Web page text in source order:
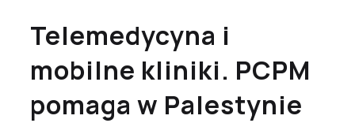
Telemedycyna i
mobilne kliniki. PCPM
pomaga w Palestynie